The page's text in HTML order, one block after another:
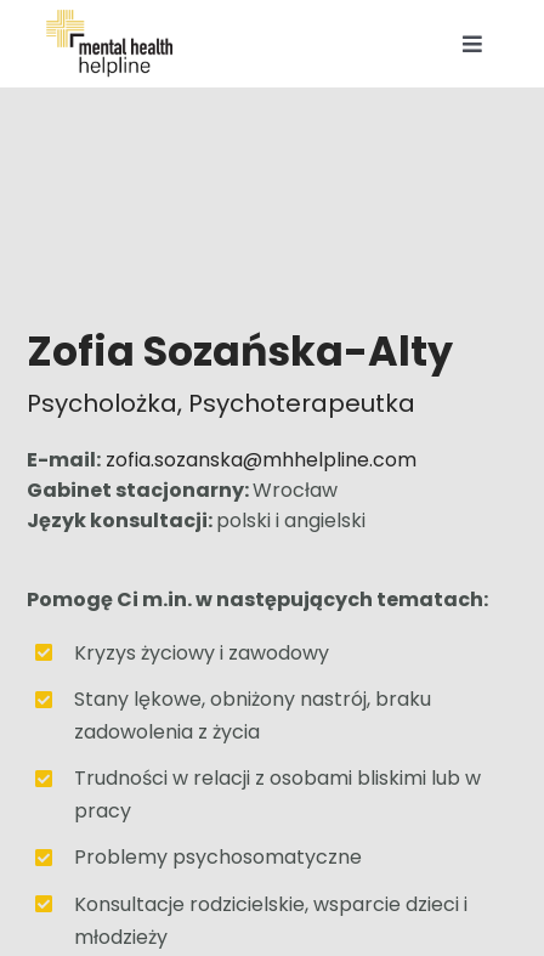
Przejdź
zawartości
Toggle
OFERTA DLA FIRM
KONTAKT
ZALOGUJ SIĘ
Zofia Sozańska-Alty
Psycholożka, Psychoterapeutka
E-mail: zofia.sozanska@mhhelpline.com
Gabinet stacjonarny:Wrocław
Język konsultacji:polski i angielski
Pomogę Ci m.in. w następujących tematach:
Kryzys życiowy i zawodowy
Stany lękowe, obniżony nastrój, braku
zadowolenia z życia
Trudności w relacji z osobami bliskimi lub w
pracy
Problemy psychosomatyczne
Konsultacje rodzicielskie, wsparcie dzieci i
młodzieży